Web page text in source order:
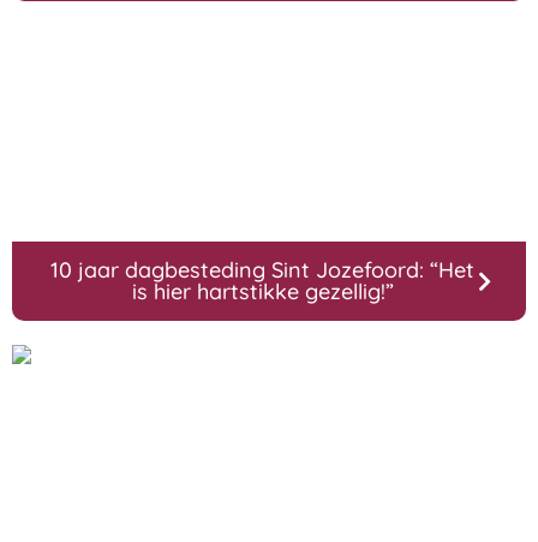
10 jaar dagbesteding Sint Jozefoord: “Het
is hier hartstikke gezellig!”